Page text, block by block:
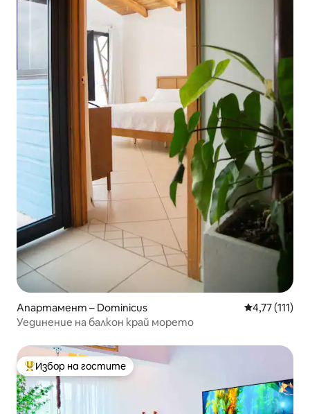
Апартамент – Dominicus Средна
4,77 (111)
Уединение на балкон край морето
Най-популярен избор на гостите
Избор на гостите